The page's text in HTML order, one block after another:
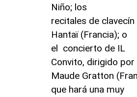
Niño; los
recitales de
Hantaï (Francia); o
el concierto de IL
Convito, dirigido por
Maude Gratton
que hará una muy